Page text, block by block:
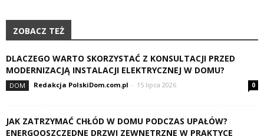
ZOBACZ TEŻ
DLACZEGO WARTO SKORZYSTAĆ Z KONSULTACJI PRZED
MODERNIZACJĄ INSTALACJI ELEKTRYCZNEJ W DOMU?
DOM Redakcja PolskiDom.com.pl - 15 lipca 2026 0
JAK ZATRZYMAĆ CHŁÓD W DOMU PODCZAS UPAŁÓW?
ENERGOOSZCZĘDNE DRZWI ZEWNĘTRZNE W PRAKTYCE